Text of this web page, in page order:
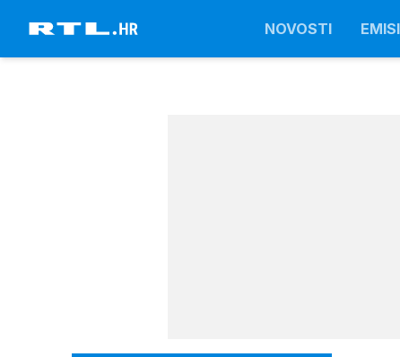
NOVOSTI